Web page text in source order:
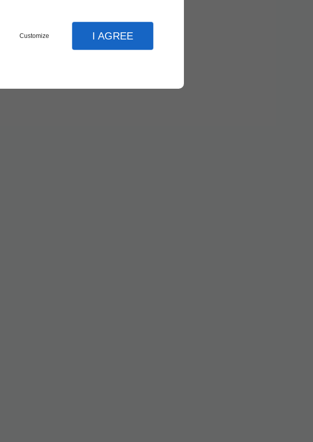
Customize I AGREE